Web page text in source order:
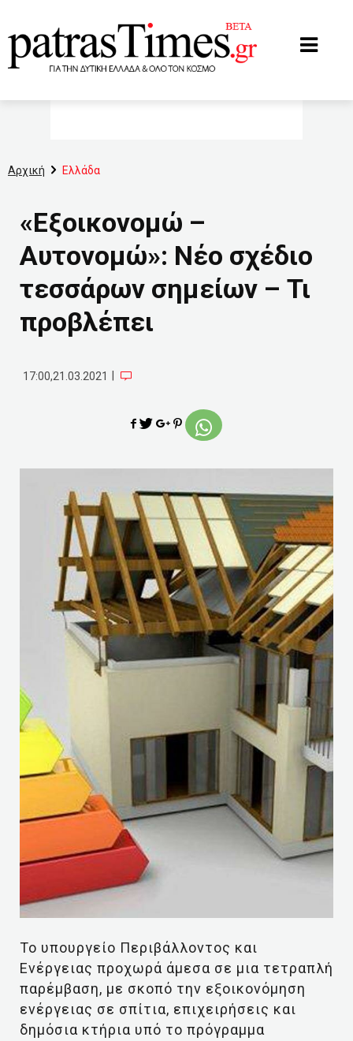
Αρχική Ελλάδα
«Εξοικονομώ –
Αυτονομώ»: Νέο σχέδιο
τεσσάρων σημείων – Τι
προβλέπει
17:00,21.03.2021
Το υπουργείο Περιβάλλοντος και
Ενέργειας προχωρά άμεσα σε μια τετραπλή
παρέμβαση, με σκοπό την εξοικονόμηση
ενέργειας σε σπίτια, επιχειρήσεις και
δημόσια κτήρια υπό το πρόγραμμα